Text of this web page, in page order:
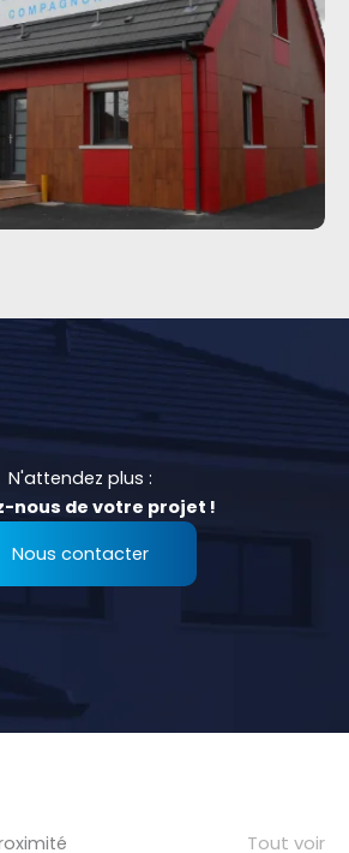
N'attendez plus :
nous de votre projet !
Nous contacter
Tout voir